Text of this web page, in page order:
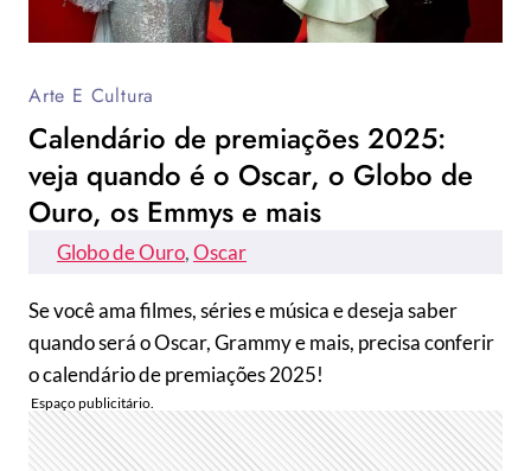
Arte E Cultura
Calendário de premiações 2025:
veja quando é o Oscar, o Globo de
Ouro, os Emmys e mais
Globo de Ouro, Oscar
Se você ama filmes, séries e música e deseja saber
quando será o Oscar, Grammy e mais, precisa conferir
o calendário de premiações 2025!